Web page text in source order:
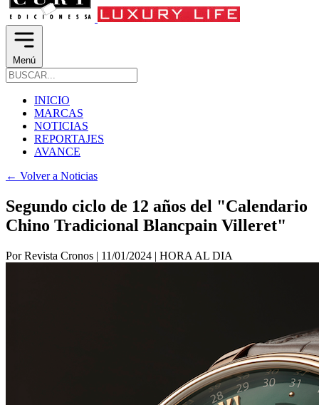
Menú
INICIO
MARCAS
NOTICIAS
REPORTAJES
AVANCE
← Volver a Noticias
Segundo ciclo de 12 años del "Calendario
Chino Tradicional Blancpain Villeret"
Por Revista Cronos | 11/01/2024 | HORA AL DIA